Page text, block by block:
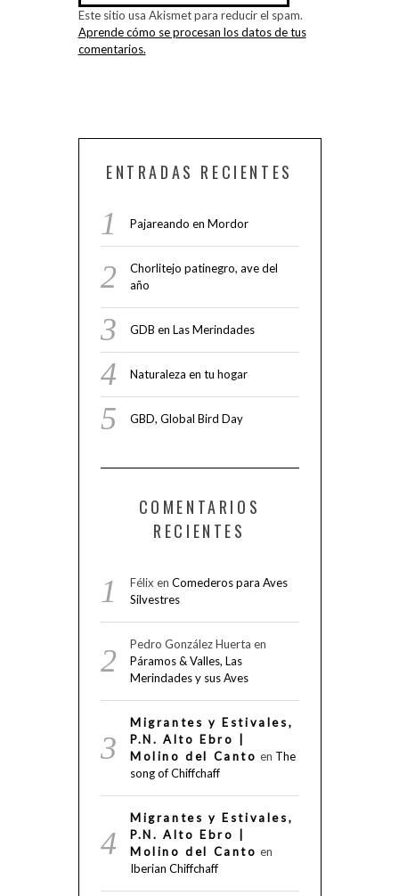
Este sitio usa Akismet para reducir el spam.
Aprende cómo se procesan los datos de tus
comentarios.
ENTRADAS RECIENTES
Pajareando en Mordor
Chorlitejo patinegro, ave del
año
GDB en Las Merindades
Naturaleza en tu hogar
GBD, Global Bird Day
COMENTARIOS
RECIENTES
Félix en Comederos para Aves
Silvestres
Pedro González Huerta en
Páramos & Valles, Las
Merindades y sus Aves
Migrantes y Estivales,
P.N. Alto Ebro |
Molino del Canto en The
song of Chiffchaff
Migrantes y Estivales,
P.N. Alto Ebro |
Molino del Canto en
Iberian Chiffchaff